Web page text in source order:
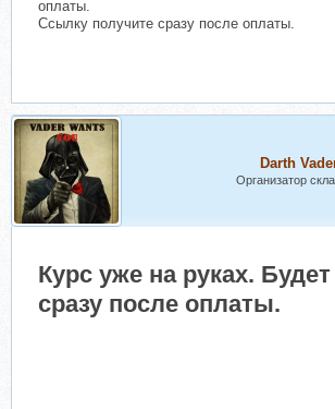
оплаты.
Ссылку получите сразу после оплаты.
Darth
Организатор
Курс уже на руках.
сразу после оплаты.